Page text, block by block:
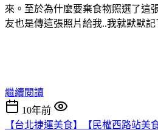
來。至於為什麼要棄食物照選了這
友也是傳這張照片給我..我就默默記
繼續閱讀
10年前
【台北捷運美食】【民權西路站美